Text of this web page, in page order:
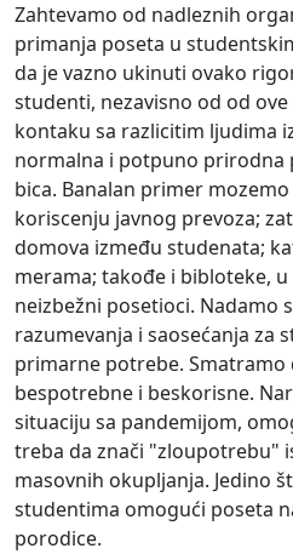
Zahtevamo od nadleznih
primanja poseta u
da je vazno ukinuti ovako
studenti, nezavisno od od
kontaku sa razlicitim ljudima
normalna i potpuno prirodna
bica. Banalan primer
koriscenju javnog prevoza;
domova između studenata;
merama; takođe i bibloteke,
neizbežni posetioci. Nadamo
razumevanja i saosećanja za
primarne potrebe. Smatramo
bespotrebne i beskorisne.
situaciju sa pandemijom,
treba da znači "zloupotrebu"
masovnih okupljanja. Jedino
studentima omogući poseta
porodice.